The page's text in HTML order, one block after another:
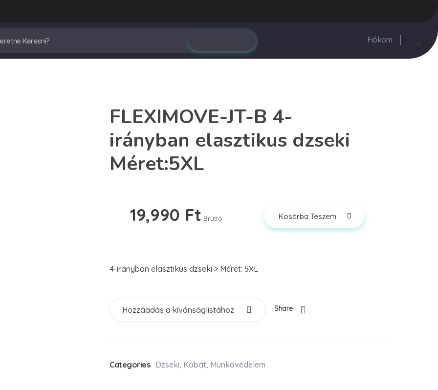
Fiókom
FLEXIMOVE-JT-B 4-
irányban elasztikus dzseki
Méret:5XL
19,990 Ft Bruttó
4-irányban elasztikus dzseki > Méret: 5XL
Kosárba Teszem
Hozzáadás a kívánságlistához Share
Categories Dzseki Kabát Munkavédelem